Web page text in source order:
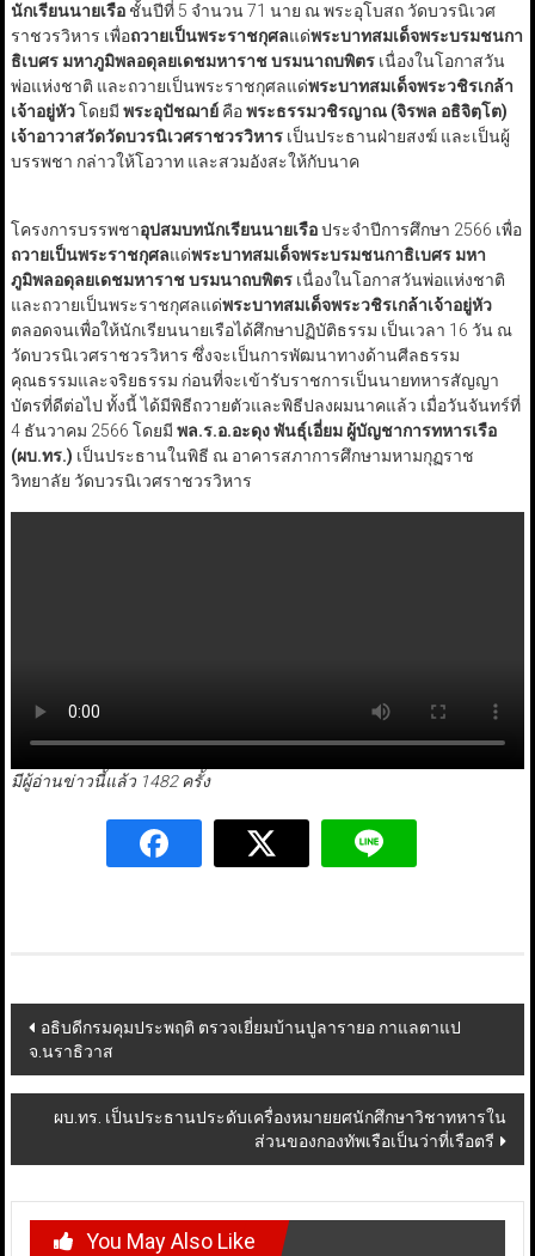
นักเรียนนายเรือชั้นปีที่ 5 จำนวน 71 นาย ณ พระอุโบสถ วัดบวรนิเวศ
ราชวรวิหาร เพื่อถวายเป็นพระราชกุศลแด่พระบาทสมเด็จพระบรมชนกา
ธิเบศร มหาภูมิพลอดุลยเดชมหาราช บรมนาถบพิตรเนื่องในโอกาสวัน
พ่อแห่งชาติ และถวายเป็นพระราชกุศลแด่พระบาทสมเด็จพระวชิรเกล้า
เจ้าอยู่หัวโดยมี พระอุปัชฌาย์คือพระธรรมวชิรญาณ (จิรพล อธิจิตฺโต)
เจ้าอาวาสวัดวัดบวรนิเวศราชวรวิหารเป็นประธานฝ่ายสงฆ์ และเป็นผู้
บรรพชา กล่าวให้โอวาท และสวมอังสะให้กับนาค
โครงการบรรพชาอุปสมบทนักเรียนนายเรือประจำปีการศึกษา 2566 เพื่อ
ถวายเป็นพระราชกุศลแด่พระบาทสมเด็จพระบรมชนกาธิเบศร มหา
ภูมิพลอดุลยเดชมหาราช บรมนาถบพิตร เนื่องในโอกาสวันพ่อแห่งชาติ
และถวายเป็นพระราชกุศลแด่พระบาทสมเด็จพระวชิรเกล้าเจ้าอยู่หัว
ตลอดจนเพื่อให้นักเรียนนายเรือได้ศึกษาปฏิบัติธรรม เป็นเวลา 16 วัน ณ
วัดบวรนิเวศราชวรวิหาร ซึ่งจะเป็นการพัฒนาทางด้านศีลธรรม
คุณธรรมและจริยธรรม ก่อนที่จะเข้ารับราชการเป็นนายทหารสัญญา
บัตรที่ดีต่อไป ทั้งนี้ ได้มีพิธีถวายตัวและพิธีปลงผมนาคแล้ว เมื่อวันจันทร์ที่
4 ธันวาคม 2566 โดยมี พล.ร.อ.อะดุง พันธุ์เอี่ยม ผู้บัญชาการทหารเรือ
(ผบ.ทร.) เป็นประธานในพิธี ณ อาคารสภาการศึกษามหามกุฏราช
วิทยาลัย วัดบวรนิเวศราชวรวิหาร
มีผู้อ่านข่าวนี้แล้ว 1482 ครั้ง
Post
navigation
อธิบดีกรมคุมประพฤติ ตรวจเยี่ยมบ้านปูลารายอ กาแลตาแป
จ.นราธิวาส
ผบ.ทร. เป็นประธานประดับเครื่องหมายยศนักศึกษาวิชาทหารใน
ส่วนของกองทัพเรือเป็นว่าที่เรือตรี
You May Also Like